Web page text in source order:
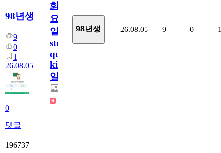
98년생
9
0
1
26.08.05
0
댓글
화
요
일/English
study
quiz
king777
일
98년생 26.08.05 9 0 1
196737